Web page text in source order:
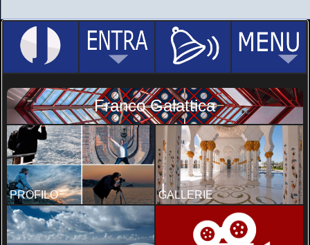
Franco Galattica
PROFILO GALLERIE